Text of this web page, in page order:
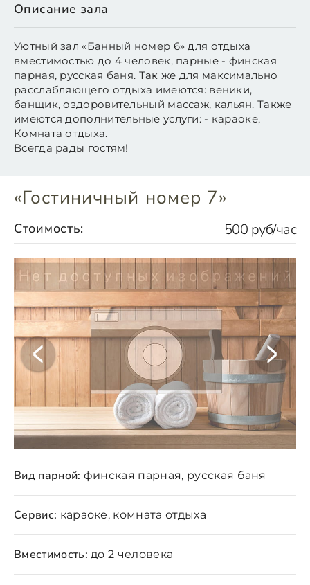
Описание зала
Уютный зал «Банный номер 6» для отдыха
вместимостью до 4 человек, парные - финская
парная, русская баня. Так же для максимально
расслабляющего отдыха имеются: веники,
банщик, оздоровительный массаж, кальян. Также
имеются дополнительные услуги: - караоке,
Комната отдыха.
Всегда рады гостям!
«Гостиничный номер 7»
Стоимость: 500 руб/час
Вид парной: финская парная, русская баня
Сервис: караоке, комната отдыха
Вместимость: до 2 человека